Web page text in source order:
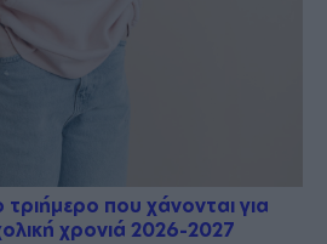
τριήμερο που χάνονται για
χρονιά 2026-2027